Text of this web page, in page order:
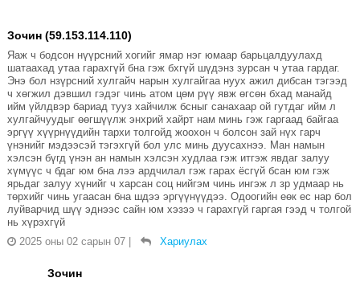
Зочин (59.153.114.110)
Яаж ч бодсон нүүрсний хогийг ямар нэг юмаар барьцалдуулахд
шатаахад утаа гарахгүй бна гэж бхгүй шүдэнз зурсан ч утаа гардаг.
Энэ бол нзүрсний хулгайч нарын хулгайгаа нуух ажил дибсан тэгээд
ч хөгжил дэвшил гэдэг чинь атом цөм рүү явж өгсөн бхад манайд
ийм үйлдвэр бариад тууз хайчилж бсныг санахаар ой гутдаг ийм л
хулгайчуудыг өөгшүүлж энхрий хайрт нам минь гэж гаргаад байгаа
эргүү хүүрнүүдийн тархи толгойд жоохон ч болсон зай нүх гарч
үнэнийг мэдээсэй тэгэхгүй бол улс минь дуусахнээ. Ман намын
хэлсэн бүгд үнэн ан намын хэлсэн худлаа гэж итгэж явдаг залуу
хүмүүс ч бдаг юм бна лээ ардчилал гэж гарах ёсгүй бсан юм гэж
ярьдаг залуу хүнийг ч харсан соц нийгэм чинь ингэж л зр удмаар нь
төрхийг чинь угаасан бна шдээ эргүүнүүдээ. Одоогийн еөк ес нар бол
луйварчид шүү эднээс сайн юм хэзээ ч гарахгүй гаргая гээд ч толгой
нь хүрэхгүй
2025 оны 02 сарын 07
Хариулах
Зочин